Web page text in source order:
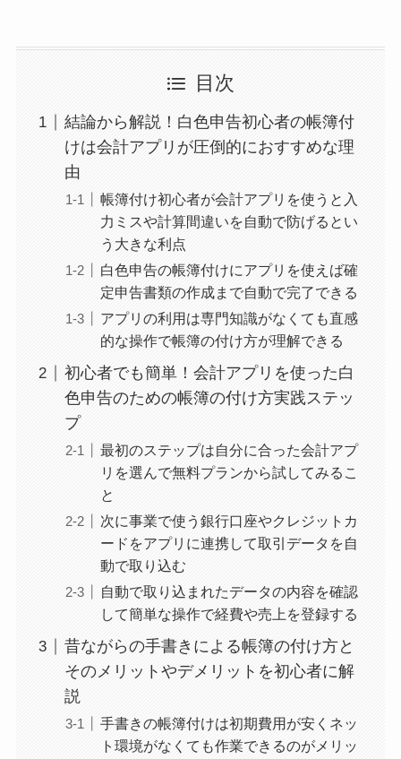
目次
結論から解説！白色申告初心者の帳簿付
けは会計アプリが圧倒的におすすめな理
由
帳簿付け初心者が会計アプリを使うと入
力ミスや計算間違いを自動で防げるとい
う大きな利点
白色申告の帳簿付けにアプリを使えば確
定申告書類の作成まで自動で完了できる
アプリの利用は専門知識がなくても直感
的な操作で帳簿の付け方が理解できる
初心者でも簡単！会計アプリを使った白
色申告のための帳簿の付け方実践ステッ
プ
最初のステップは自分に合った会計アプ
リを選んで無料プランから試してみるこ
と
次に事業で使う銀行口座やクレジットカ
ードをアプリに連携して取引データを自
動で取り込む
自動で取り込まれたデータの内容を確認
して簡単な操作で経費や売上を登録する
昔ながらの手書きによる帳簿の付け方と
そのメリットやデメリットを初心者に解
説
手書きの帳簿付けは初期費用が安くネッ
ト環境がなくても作業できるのがメリッ